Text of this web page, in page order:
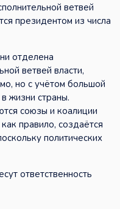
ветвей
президентом из числа
отделена
ветвей власти,
но с учётом большой
жизни страны.
союзы и коалиции
правило, создаётся
политических
ответственность